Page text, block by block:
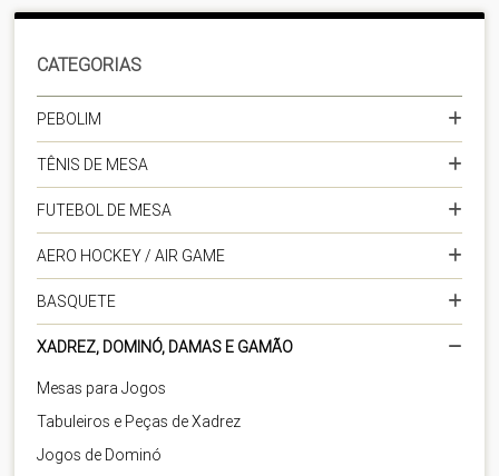
CATEGORIAS
PEBOLIM
TÊNIS DE MESA
FUTEBOL DE MESA
AERO HOCKEY / AIR GAME
BASQUETE
XADREZ, DOMINÓ, DAMAS E GAMÃO
Mesas para Jogos
Tabuleiros e Peças de Xadrez
Jogos de Dominó